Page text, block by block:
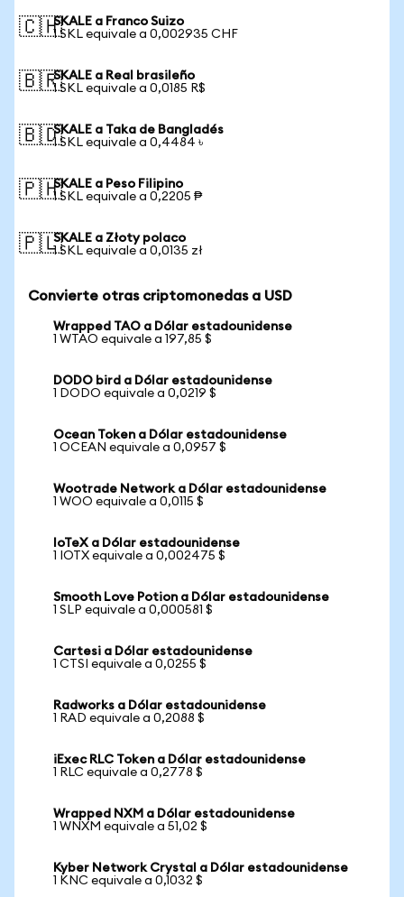
🇨🇭SKALE a Franco Suizo
1 SKL equivale a 0,002935 CHF
🇧🇷SKALE a Real brasileño
1 SKL equivale a 0,0185 R$
🇧🇩SKALE a Taka de Bangladés
1 SKL equivale a 0,4484 ৳
🇵🇭SKALE a Peso Filipino
1 SKL equivale a 0,2205 ₱
🇵🇱SKALE a Złoty polaco
1 SKL equivale a 0,0135 zł
Convierte otras criptomonedas a USD
Wrapped TAO a Dólar estadounidense
1 WTAO equivale a 197,85 $
DODO bird a Dólar estadounidense
1 DODO equivale a 0,0219 $
Ocean Token a Dólar estadounidense
1 OCEAN equivale a 0,0957 $
Wootrade Network a Dólar estadounidense
1 WOO equivale a 0,0115 $
IoTeX a Dólar estadounidense
1 IOTX equivale a 0,002475 $
Smooth Love Potion a Dólar estadounidense
1 SLP equivale a 0,000581 $
Cartesi a Dólar estadounidense
1 CTSI equivale a 0,0255 $
Radworks a Dólar estadounidense
1 RAD equivale a 0,2088 $
iExec RLC Token a Dólar estadounidense
1 RLC equivale a 0,2778 $
Wrapped NXM a Dólar estadounidense
1 WNXM equivale a 51,02 $
Kyber Network Crystal a Dólar estadounidense
1 KNC equivale a 0,1032 $